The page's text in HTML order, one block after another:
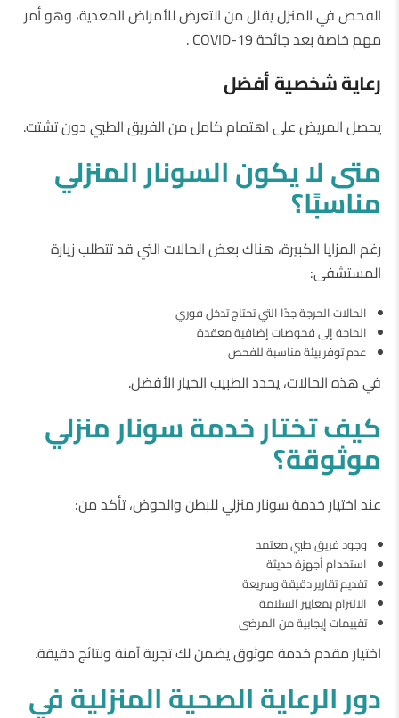
الفحص في المنزل يقلل من التعرض للأمراض المعدية، وهو أمر
مهم خاصة بعد جائحة COVID-19 .
رعايةشخصيةأفضل
يحصل المريض على اهتمام كامل من الفريق الطبي دون تشتت.
متىلايكونالسونارالمنزلي
مناسبًا؟
رغم المزايا الكبيرة، هناك بعض الحالات التي قد تتطلب زيارة
المستشفى:
الحالات الحرجة جدًا التي تحتاج تدخل فوري
الحاجة إلى فحوصات إضافية معقدة
عدم توفر بيئة مناسبة للفحص
في هذه الحالات، يحدد الطبيب الخيار الأفضل.
كيفتختارخدمةسونارمنزلي
موثوقة؟
عند اختيار خدمة سونار منزلي للبطن والحوض، تأكد من:
وجود فريق طبي معتمد
استخدام أجهزة حديثة
تقديم تقارير دقيقة وسريعة
الالتزام بمعايير السلامة
تقييمات إيجابية من المرضى
اختيار مقدم خدمة موثوق يضمن لك تجربة آمنة ونتائج دقيقة.
دورالرعايةالصحيةالمنزليةفي